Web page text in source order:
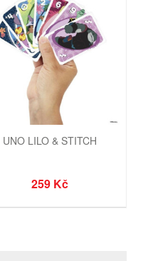
UNO LILO & STITCH
259 Kč